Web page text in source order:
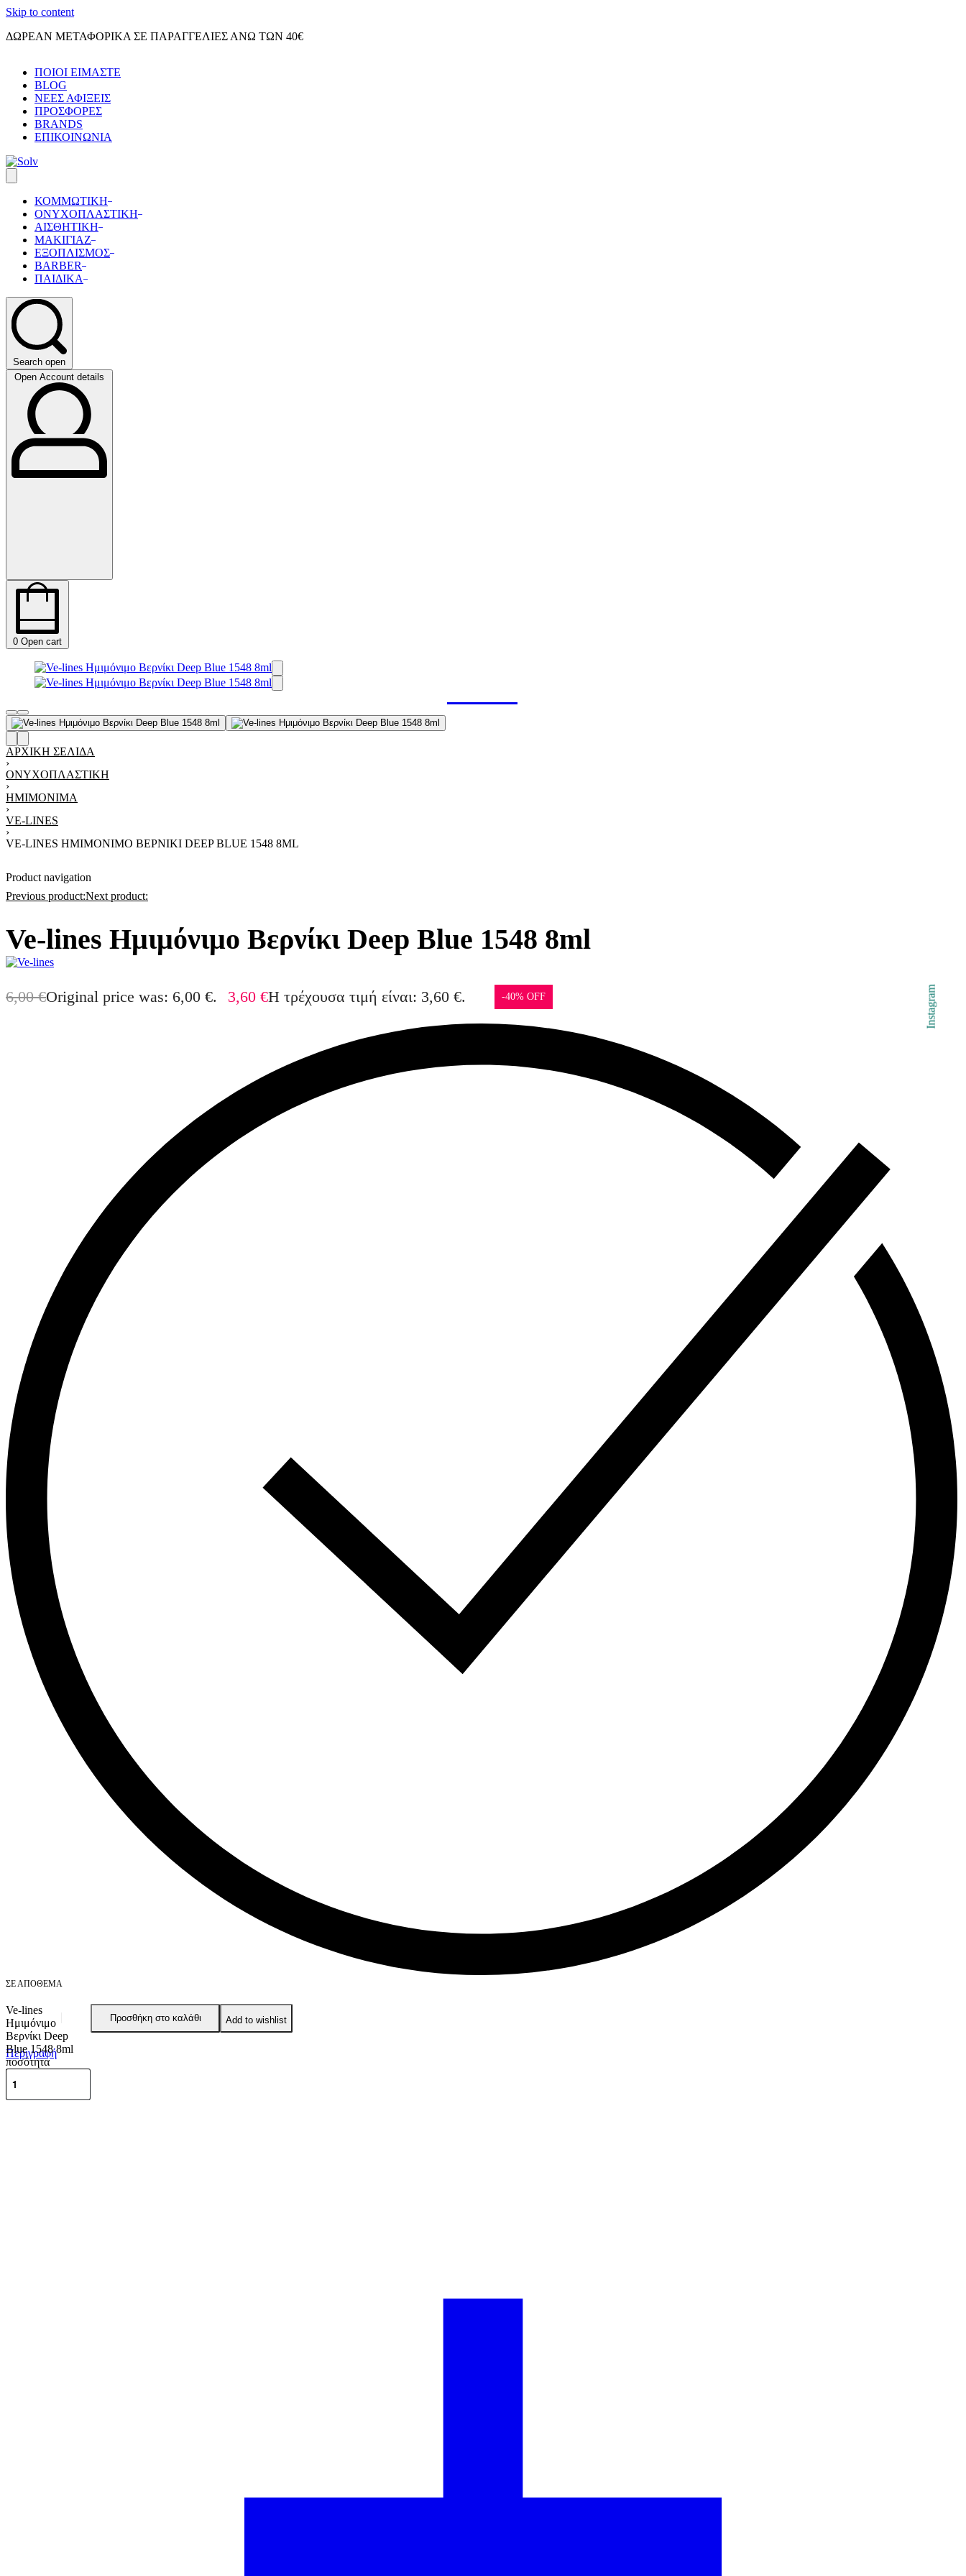
Skip to content
ΔΩΡΕΑΝ ΜΕΤΑΦΟΡΙΚΑ ΣΕ ΠΑΡΑΓΓΕΛΙΕΣ ΑΝΩ ΤΩΝ 40€
ΠΟΙΟΙ ΕΙΜΑΣΤΕ
BLOG
ΝΕΕΣ ΑΦΙΞΕΙΣ
ΠΡΟΣΦΟΡΕΣ
BRANDS
ΕΠΙΚΟΙΝΩΝΙΑ
ΚΟΜΜΩΤΙΚΗ
ΟΝΥΧΟΠΛΑΣΤΙΚΗ
ΑΙΣΘΗΤΙΚΗ
ΜΑΚΙΓΙΑΖ
ΕΞΟΠΛΙΣΜΟΣ
BARBER
ΠΑΙΔΙΚΑ
Search open
Open Account details
0 Open cart
ΑΡΧΙΚΉ ΣΕΛΊΔΑ
›
ΟΝΥΧΟΠΛΑΣΤΙΚΉ
›
ΗΜΙΜΌΝΙΜΑ
›
VE-LINES
›
VE-LINES ΗΜΙΜΌΝΙΜΟ ΒΕΡΝΊΚΙ DEEP BLUE 1548 8ML
Product navigation
Previous product:Next product:
Ve-lines Ημιμόνιμο Βερνίκι Deep Blue 1548 8ml
6,00€Original price was: 6,00 €. 3,60 €Η τρέχουσα τιμή είναι: 3,60 €. -40% OFF
ΣΕ ΑΠΌΘΕΜΑ
Ve-lines
Ημιμόνιμο
Βερνίκι Deep
Blue 1548 8ml
ποσότητα
Προσθήκη στο καλάθι Add to wishlist
Περιγραφή
Instagram